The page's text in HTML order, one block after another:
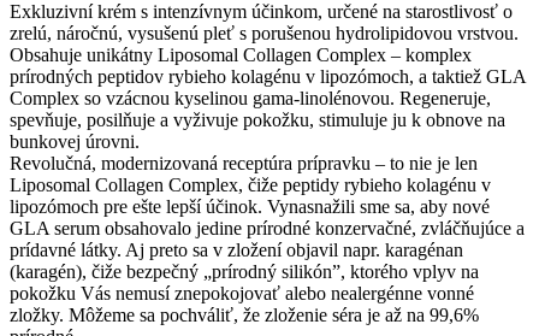
Exkluzivní krém s intenzívnym účinkom, určené na starostlivosť o
zrelú, náročnú, vysušenú pleť s porušenou hydrolipidovou vrstvou.
Obsahuje unikátny Liposomal Collagen Complex – komplex
prírodných peptidov rybieho kolagénu v lipozómoch, a taktiež GLA
Complex so vzácnou kyselinou gama-linolénovou. Regeneruje,
spevňuje, posilňuje a vyživuje pokožku, stimuluje ju k obnove na
bunkovej úrovni.
Revolučná, modernizovaná receptúra prípravku – to nie je len
Liposomal Collagen Complex, čiže peptidy rybieho kolagénu v
lipozómoch pre ešte lepší účinok. Vynasnažili sme sa, aby nové
GLA serum obsahovalo jedine prírodné konzervačné, zvláčňujúce a
prídavné látky. Aj preto sa v zložení objavil napr. karagénan
(karagén), čiže bezpečný „prírodný silikón”, ktorého vplyv na
pokožku Vás nemusí znepokojovať alebo nealergénne vonné
zložky. Môžeme sa pochváliť, že zloženie séra je až na 99,6%